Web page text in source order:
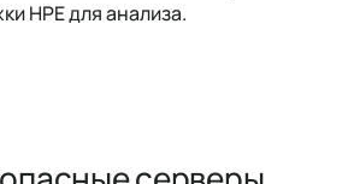
HPE для анализа.